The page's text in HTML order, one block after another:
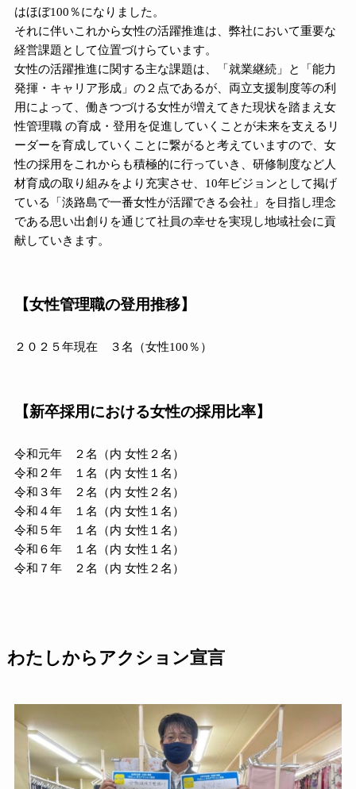
はほぼ100％になりました。
それに伴いこれから女性の活躍推進は、弊社において重要な
経営課題として位置づけらています。
女性の活躍推進に関する主な課題は、「就業継続」と「能力
発揮・キャリア形成」の２点であるが、両立支援制度等の利
用によって、働きつづける女性が増えてきた現状を踏まえ女
性管理職 の育成・登用を促進していくことが未来を支えるリ
ーダーを育成していくことに繋がると考えていますので、女
性の採用をこれからも積極的に行っていき、研修制度など人
材育成の取り組みをより充実させ、10年ビジョンとして掲げ
ている「淡路島で一番女性が活躍できる会社」を目指し理念
である思い出創りを通じて社員の幸せを実現し地域社会に貢
献していきます。
【女性管理職の登用推移】
２０２５年現在 ３名（女性100％）
【新卒採用における女性の採用比率】
令和元年 ２名（内 女性２名）
令和２年 １名（内 女性１名）
令和３年 ２名（内 女性２名）
令和４年 １名（内 女性１名）
令和５年 １名（内 女性１名）
令和６年 １名（内 女性１名）
令和７年 ２名（内 女性２名）
わたしからアクション宣言